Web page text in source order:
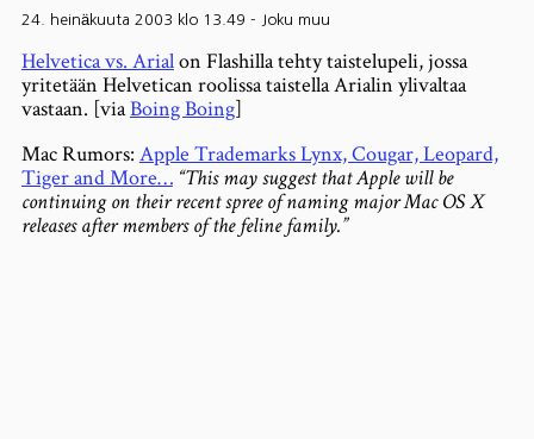
24. heinäkuuta 2003 klo 13.49 - Joku muu
Helvetica vs. Arialon Flashilla tehty taistelupeli, jossa
yritetään Helvetican roolissa taistella Arialin ylivaltaa
vastaan. [viaBoing Boing]
Mac Rumors: Apple Trademarks Lynx, Cougar, Leopard,
Tiger and More… “This may suggest that Apple will be
continuing on their recent spree of naming major Mac OS X
releases after members of the feline family.”